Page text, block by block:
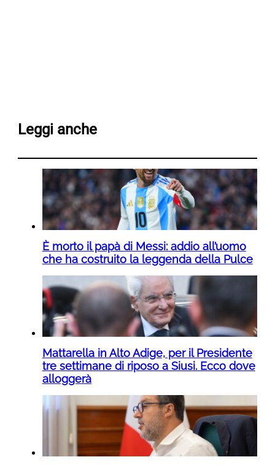
Leggi anche
È morto il papà di Messi: addio all’uomo
che ha costruito la leggenda della Pulce
Mattarella in Alto Adige, per il Presidente
tre settimane di riposo a Siusi. Ecco dove
alloggerà